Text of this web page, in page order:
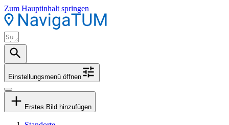
Zum Hauptinhalt springen
Einstellungsmenü öffnen
Erstes Bild hinzufügen